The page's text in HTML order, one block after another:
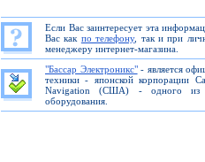
Если Вас заинтересует эта
Вас как по телефону, так и при
менеджеру интернет-магазина.
"Бассар Электроникс"- является
техники - японской корпорации
Navigation (США) - одного из
оборудования.